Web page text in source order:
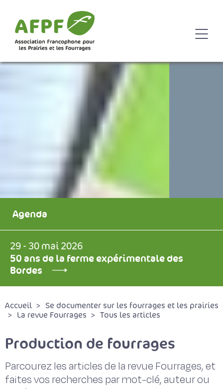
Agenda
29 - 30 mai 2026
50 ans de la ferme expérimentale des
Bordes
Accueil
Se documenter sur les fourrages et les prairies
La revue Fourrages
Tous les articles
Production de fourrages
Parcourez les articles de la revue Fourrages, et
faites vos recherches par mot-clé, auteur ou